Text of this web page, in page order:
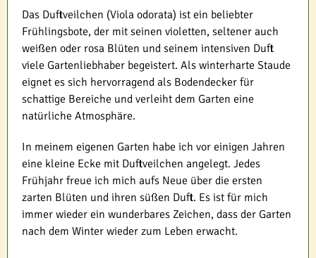
Das Duftveilchen (Viola odorata) ist ein beliebter
Frühlingsbote, der mit seinen violetten, seltener auch
weißen oder rosa Blüten und seinem intensiven Duft
viele Gartenliebhaber begeistert. Als winterharte Staude
eignet es sich hervorragend als Bodendecker für
schattige Bereiche und verleiht dem Garten eine
natürliche Atmosphäre.
In meinem eigenen Garten habe ich vor einigen Jahren
eine kleine Ecke mit Duftveilchen angelegt. Jedes
Frühjahr freue ich mich aufs Neue über die ersten
zarten Blüten und ihren süßen Duft. Es ist für mich
immer wieder ein wunderbares Zeichen, dass der Garten
nach dem Winter wieder zum Leben erwacht.